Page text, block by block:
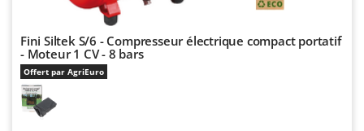
Fini Siltek S/6 - Compresseur électrique compact portatif
- Moteur 1 CV - 8 bars
Offert par AgriEuro